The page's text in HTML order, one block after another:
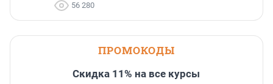
56 280
ПРОМОКОДЫ
Скидка 11% на все курсы